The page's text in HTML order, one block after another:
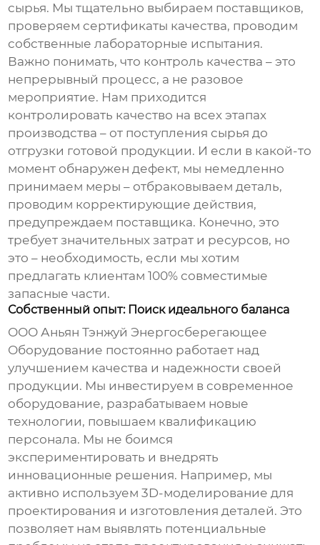
сырья. Мы тщательно выбираем поставщиков,
проверяем сертификаты качества, проводим
собственные лабораторные испытания.
Важно понимать, что контроль качества – это
непрерывный процесс, а не разовое
мероприятие. Нам приходится
контролировать качество на всех этапах
производства – от поступления сырья до
отгрузки готовой продукции. И если в какой-то
момент обнаружен дефект, мы немедленно
принимаем меры – отбраковываем деталь,
проводим корректирующие действия,
предупреждаем поставщика. Конечно, это
требует значительных затрат и ресурсов, но
это – необходимость, если мы хотим
предлагать клиентам100% совместимые
запасные части.
Собственный опыт: Поиск идеального баланса
ООО Аньян Тэнжуй Энергосберегающее
Оборудование постоянно работает над
улучшением качества и надежности своей
продукции. Мы инвестируем в современное
оборудование, разрабатываем новые
технологии, повышаем квалификацию
персонала. Мы не боимся
экспериментировать и внедрять
инновационные решения. Например, мы
активно используем 3D-моделирование для
проектирования и изготовления деталей. Это
позволяет нам выявлять потенциальные